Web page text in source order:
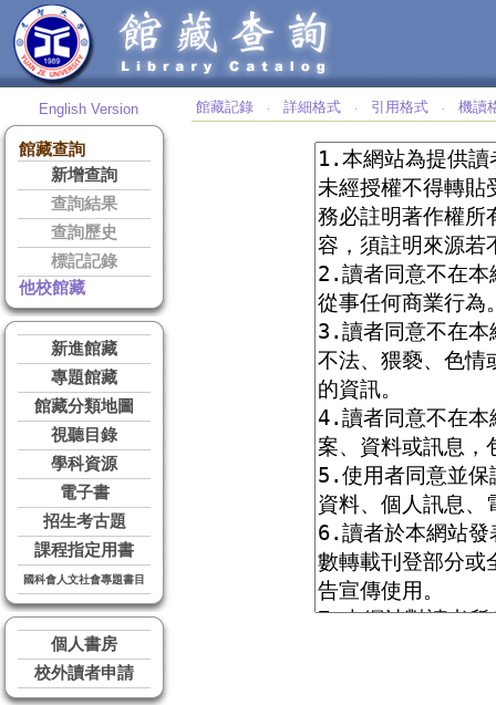
English Version
館藏查詢
新增查詢
查詢結果
查詢歷史
標記記錄
他校館藏
新進館藏
專題館藏
館藏分類地圖
視聽目錄
學科資源
電子書
招生考古題
課程指定用書
國科會人文社會專題書目
個人書房
校外讀者申請
館藏記錄 ‧ 詳細格式 ‧ 引用格式 ‧ 機讀